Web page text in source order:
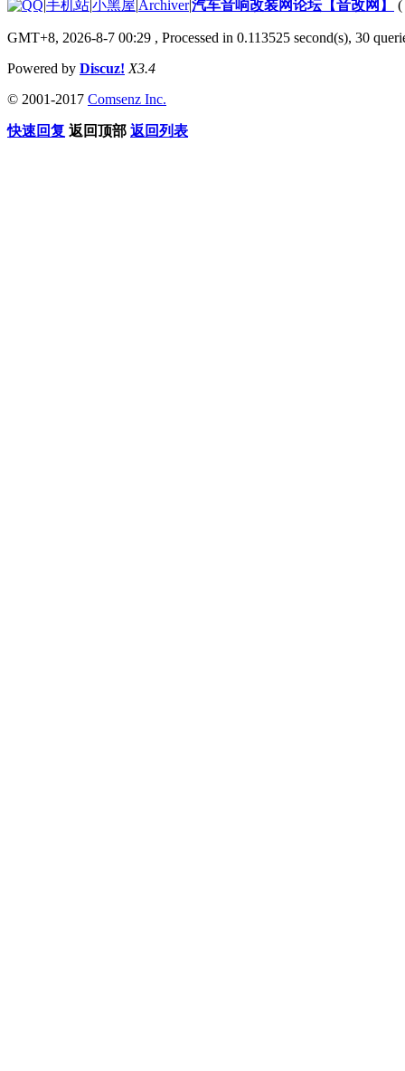
|手机站|小黑屋|Archiver|汽车音响改装网论坛【音改网】 (
GMT+8, 2026-8-7 00:29 , Processed in 0.113525 second(s), 30
Powered by Discuz! X3.4
© 2001-2017 Comsenz Inc.
快速回复 返回顶部 返回列表